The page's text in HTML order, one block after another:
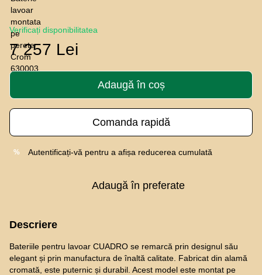
Verificați disponibilitatea
7 257 Lei
Adaugă în coș
Comanda rapidă
% Autentificați-vă pentru a afișa reducerea cumulată
Adaugă în preferate
Descriere
Bateriile pentru lavoar CUADRO se remarcă prin designul său
elegant și prin manufactura de înaltă calitate. Fabricat din alamă
cromată, este puternic și durabil. Acest model este montat pe